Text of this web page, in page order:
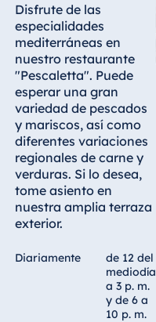
Disfrute de las
especialidades
mediterráneas en
nuestro restaurante
"Pescaletta". Puede
esperar una gran
variedad de pescados
y mariscos, así como
diferentes variaciones
regionales de carne y
verduras. Si lo desea,
tome asiento en
nuestra amplia terraza
exterior.
Diariamente
de 12 del
mediodía
a 3 p. m.
y de 6 a
10 p. m.